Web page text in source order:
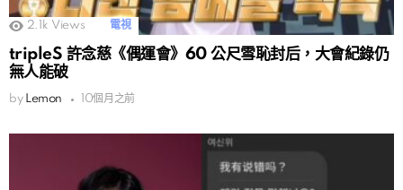
2.1k Views 電視
tripleS 許念慈《偶運會》60 公尺雪恥封后，大會紀錄仍
無人能破
by Lemon 10個月之前